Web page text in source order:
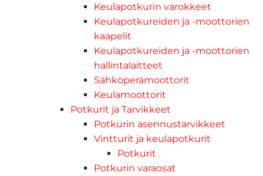
Keulapotkurin varokkeet
Keulapotkureiden ja -moottorien
kaapelit
Keulapotkureiden ja -moottorien
hallintalaitteet
Sähköperämoottorit
Keulamoottorit
Potkurit ja Tarvikkeet
Potkurin asennustarvikkeet
Vintturit ja keulapotkurit
Potkurit
Potkurin varaosat